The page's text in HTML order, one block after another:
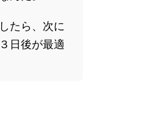
たら、次に
日後が最適